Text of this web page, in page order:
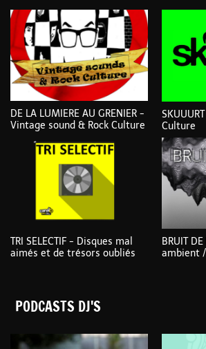
DE LA LUMIERE AU GRENIER -
Vintage sound & Rock Culture
TRI SELECTIF - Disques mal
aimés et de trésors oubliés
Culture
BRUIT
ambient
PODCASTS DJ'S